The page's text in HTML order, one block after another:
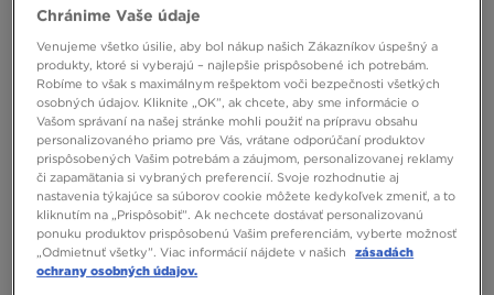
ADIDAS PONOŽKY 3S HIGH CR S 3P
Chránime Vaše údaje
Venujeme všetko úsilie, aby bol nákup našich Zákazníkov úspešný a
produkty, ktoré si vyberajú – najlepšie prispôsobené ich potrebám.
Robíme to však s maximálnym rešpektom voči bezpečnosti všetkých
osobných údajov. Kliknite „OK”, ak chcete, aby sme informácie o
Vašom správaní na našej stránke mohli použiť na prípravu obsahu
personalizovaného priamo pre Vás, vrátane odporúčaní produktov
prispôsobených Vašim potrebám a záujmom, personalizovanej reklamy
či zapamätania si vybraných preferencií. Svoje rozhodnutie aj
nastavenia týkajúce sa súborov cookie môžete kedykoľvek zmeniť, a to
kliknutím na „Prispôsobiť”. Ak nechcete dostávať personalizovanú
ponuku produktov prispôsobenú Vašim preferenciám, vyberte možnosť
„Odmietnuť všetky”. Viac informácií nájdete v našich
zásadách
ochrany osobných údajov.